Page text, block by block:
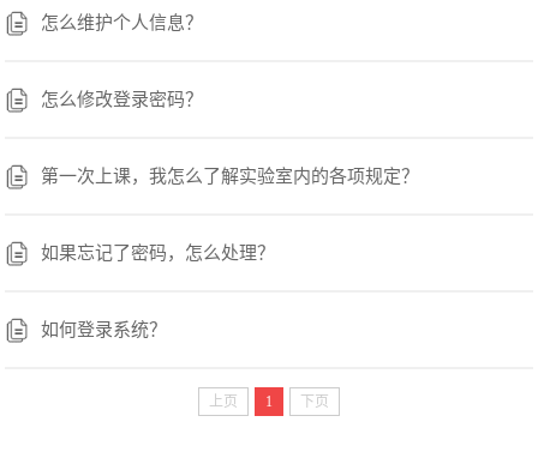
怎么维护个人信息？
怎么修改登录密码？
第一次上课，我怎么了解实验室内的各项规定？
如果忘记了密码，怎么处理？
如何登录系统？
上页 1 下页